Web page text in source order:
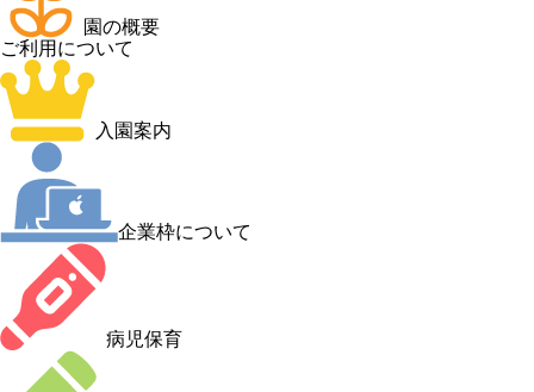
園の概要
ご利用について
入園案内
企業枠について
病児保育